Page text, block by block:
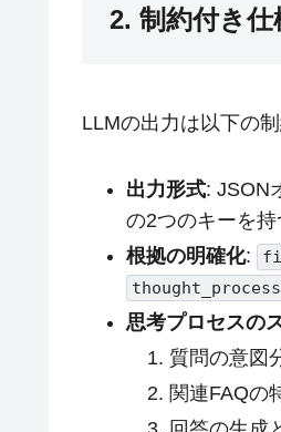
2. 制約付き仕
LLMの出力は以下の
出力形式: JSON
の2つのキーを持
根拠の明確化:
thought_process
思考プロセスの
質問の意図
関連FAQの